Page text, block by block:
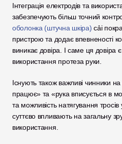
Інтеграція електродів та
забезпечують більш точний
оболонка (штучна шкіра) cải
пристрою та додає впевненості
виникає довіра. І саме ця довіра
використання протеза руки.
Існують також важливі чинники
працює» та «рука вписується в
та можливість натягування
суттєво впливають на загальну
використання.